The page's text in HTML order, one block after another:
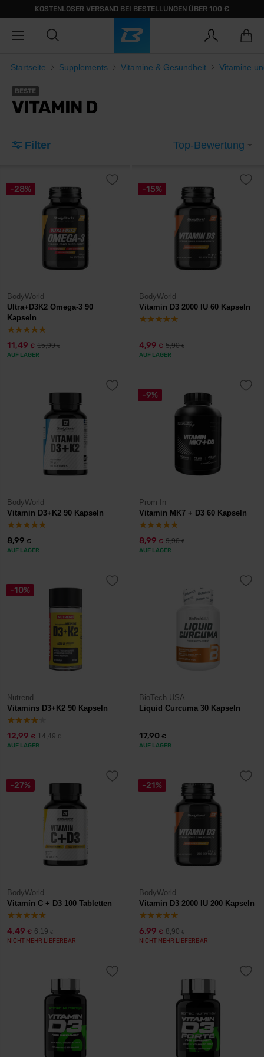
KOSTENLOSER VERSAND BEI BESTELLUNGEN ÜBER 100 €
Startseite Supplements Vitamine & Gesundheit Vitamine
BESTE
VITAMIN D
Filter Top-Bewertung
-28%
BodyWorld
Ultra+D3K2 Omega-3 90
Kapseln
11,49 € 15,99€
AUF LAGER
-15%
BodyWorld
Vitamin D3 2000 IU 60 Kapseln
4,99 € 5,90€
AUF LAGER
BodyWorld
Vitamin D3+K2 90 Kapseln
8,99 €
AUF LAGER
-9%
Prom-In
Vitamin MK7 + D3 60 Kapseln
8,99 € 9,90€
AUF LAGER
-10%
Nutrend
Vitamins D3+K2 90 Kapseln
12,99 € 14,49€
AUF LAGER
BioTech USA
Liquid Curcuma 30 Kapseln
17,90 €
AUF LAGER
-27%
BodyWorld
Vitamín C + D3 100 Tabletten
4,49 € 6,19€
NICHT MEHR LIEFERBAR
-21%
BodyWorld
Vitamin D3 2000 IU 200 Kapseln
6,99 € 8,90€
NICHT MEHR LIEFERBAR